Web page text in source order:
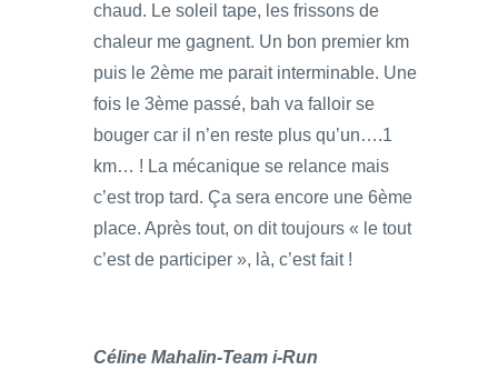
chaud. Le soleil tape, les frissons de
chaleur me gagnent. Un bon premier km
puis le 2ème me parait interminable. Une
fois le 3ème passé, bah va falloir se
bouger car il n’en reste plus qu’un….1
km… ! La mécanique se relance mais
c’est trop tard. Ça sera encore une 6ème
place. Après tout, on dit toujours « le tout
c’est de participer », là, c’est fait !
Céline Mahalin-Team i-Run